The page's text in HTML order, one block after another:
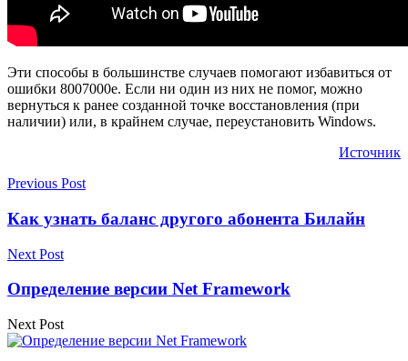
Эти способы в большинстве случаев помогают избавиться от
ошибки 8007000e. Если ни один из них не помог, можно
вернуться к ранее созданной точке восстановления (при
наличии) или, в крайнем случае, переустановить Windows.
Источник
Previous Post
Как узнать баланс другого абонента Билайн
Next Post
Определение версии Net Framework
Next Post